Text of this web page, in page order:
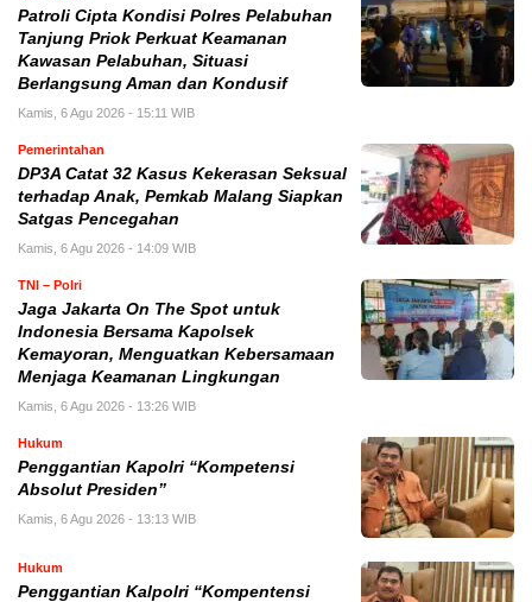
Patroli Cipta Kondisi Polres Pelabuhan
Tanjung Priok Perkuat Keamanan
Kawasan Pelabuhan, Situasi
Berlangsung Aman dan Kondusif
Kamis, 6 Agu 2026 - 15:11 WIB
Pemerintahan
DP3A Catat 32 Kasus Kekerasan Seksual
terhadap Anak, Pemkab Malang Siapkan
Satgas Pencegahan
Kamis, 6 Agu 2026 - 14:09 WIB
TNI – Polri
Jaga Jakarta On The Spot untuk
Indonesia Bersama Kapolsek
Kemayoran, Menguatkan Kebersamaan
Menjaga Keamanan Lingkungan
Kamis, 6 Agu 2026 - 13:26 WIB
Hukum
Penggantian Kapolri “Kompetensi
Absolut Presiden”
Kamis, 6 Agu 2026 - 13:13 WIB
Hukum
Penggantian Kalpolri “Kompentensi